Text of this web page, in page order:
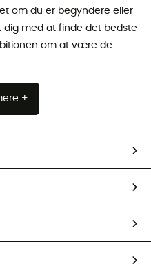
om du er begyndere eller
dig med at finde det bedste
om at være de
+